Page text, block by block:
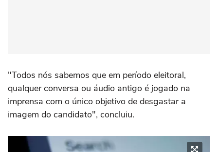
"Todos nós sabemos que em período eleitoral,
qualquer conversa ou áudio antigo é jogado na
imprensa com o único objetivo de desgastar a
imagem do candidato", concluiu.